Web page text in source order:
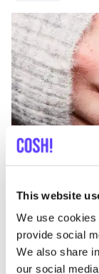
This website
We use
provide social
We also share
our social
Aan route
Studio IRIS
Sieraden